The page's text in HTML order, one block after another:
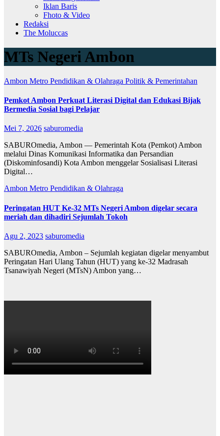
Iklan Baris
Fhoto & Video
Redaksi
The Moluccas
MTs Negeri Ambon
Ambon Metro Pendidikan & Olahraga Politik & Pemerintahan
Pemkot Ambon Perkuat Literasi Digital dan Edukasi Bijak
Bermedia Sosial bagi Pelajar
Mei 7, 2026 saburomedia
SABUROmedia, Ambon — Pemerintah Kota (Pemkot) Ambon
melalui Dinas Komunikasi Informatika dan Persandian
(Diskominfosandi) Kota Ambon menggelar Sosialisasi Literasi
Digital…
Ambon Metro Pendidikan & Olahraga
Peringatan HUT Ke-32 MTs Negeri Ambon digelar secara
meriah dan dihadiri Sejumlah Tokoh
Agu 2, 2023 saburomedia
SABUROmedia, Ambon – Sejumlah kegiatan digelar menyambut
Peringatan Hari Ulang Tahun (HUT) yang ke-32 Madrasah
Tsanawiyah Negeri (MTsN) Ambon yang…